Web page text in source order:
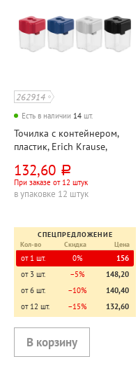
262914
Есть в наличии 14 шт.
Точилка с контейнером,
пластик, Erich Krause,
ассорти, 55мм*35мм, 2
отверстия
132,60 руб.
При заказе от 12 штук
в упаковке 12 штук
СПЕЦПРЕДЛОЖЕНИЕ
Кол-во
Скидка Цена
от 1 шт. 0%
156
от 3 шт.
−5%
148,20
от 6 шт.
−10%
140,40
от 12 шт.
−15% 132,60